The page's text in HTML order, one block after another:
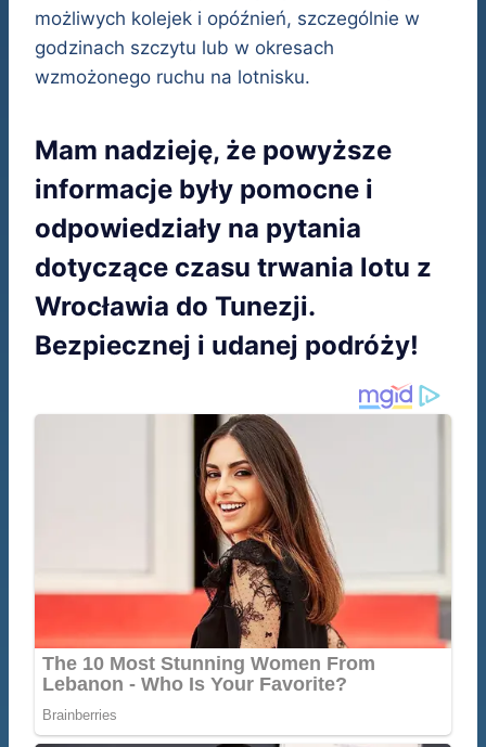
możliwych kolejek i opóźnień, szczególnie w
godzinach szczytu lub w okresach
wzmożonego ruchu na lotnisku.
Mam nadzieję, że powyższe
informacje były pomocne i
odpowiedziały na pytania
dotyczące czasu trwania lotu z
Wrocławia do Tunezji.
Bezpiecznej i udanej podróży!